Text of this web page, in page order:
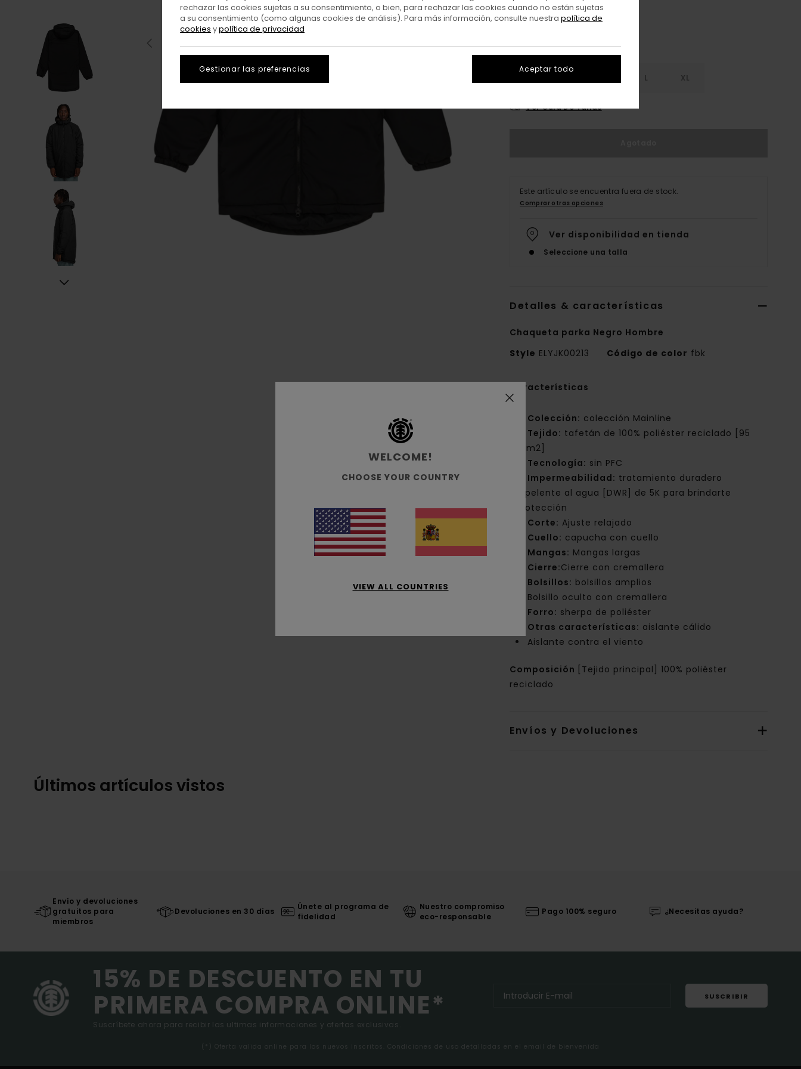
L XL
Ver Guía De Tallas
Este artículo se encuentra fuera de stock.
Comprar otras opciones
Ver disponibilidad en tienda
Seleccione una talla
Detalles & características
Chaqueta parka Negro Hombre
Style ELYJK00213 Código de color fbk
Características
Colección: colección Mainline
Tejido: tafetán de 100% poliéster reciclado [95
g/m2]
Tecnología: sin PFC
Impermeabilidad: tratamiento duradero
repelente al agua [DWR] de 5K para brindarte
protección
Corte: Ajuste relajado
Cuello: capucha con cuello
Mangas: Mangas largas
Cierre:Cierre con cremallera
Bolsillos: bolsillos amplios
Bolsillo oculto con cremallera
Forro: sherpa de poliéster
Otras características: aislante cálido
Aislante contra el viento
Composición
[Tejido principal] 100% poliéster
reciclado
Envíos y Devoluciones
Últimos artículos vistos
Envío y devoluciones
gratuitos para
miembros
Devoluciones en 30 días
Únete al programa de
fidelidad
Nuestro compromiso
eco-responsable
Pago 100% seguro ¿Necesitas ayuda?
15% DE DESCUENTO EN TU
PRIMERA COMPRA ONLINE*
Suscríbete ahora para recibir las ultimas informaciones y ofertas exclusivas.
SUSCRIBIR
(*) Oferta valida online para los nuevos inscritos. Condiciones de uso detalladas en el email de bienvenida
WELCOME!
CHOOSE YOUR COUNTRY
VIEW ALL COUNTRIES
rechazar las cookies sujetas a su consentimiento, o bien, para rechazar las cookies cuando no están sujetas
a su consentimiento (como algunas cookies de análisis). Para más información, consulte nuestra política de
cookies ypolítica de privacidad
Gestionar las preferencias Aceptar todo